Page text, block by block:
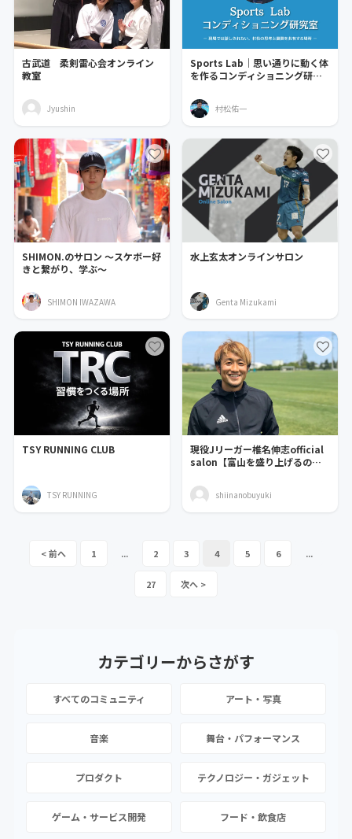
古武道 柔剣雷心会オンライン
教室
Jyushin
Sports Lab｜思い通りに動く体
を作るコンディショニング研究
村松佑一
SHIMON.のサロン 〜スケボー好
きと繋がり、学ぶ〜
SHIMON IWAZAWA
水上玄太オンラインサロン
Genta Mizukami
TSY RUNNING CLUB
TSY RUNNING
現役Jリーガー椎名伸志official
salon【富山を盛り上げるのは
shiinanobuyuki
1 ... 2 3 4 5 6 ...
27
カテゴリーからさがす
すべてのコミュニティ アート・写真
音楽 舞台・パフォーマンス
プロダクト テクノロジー・ガジェット
ゲーム・サービス開発 フード・飲食店